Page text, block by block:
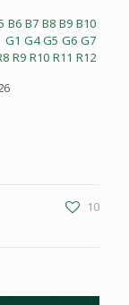
B6B7B8B9B10
G1 G4G5 G6G7
R9R10R11 R12
10